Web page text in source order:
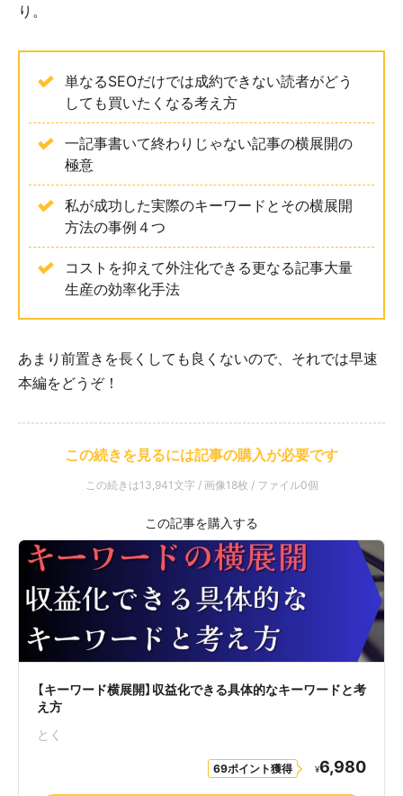
り。
単なるSEOだけでは成約できない読者がどう
しても買いたくなる考え方
一記事書いて終わりじゃない記事の横展開の
極意
私が成功した実際のキーワードとその横展開
方法の事例４つ
コストを抑えて外注化できる更なる記事大量
生産の効率化手法
あまり前置きを長くしても良くないので、それでは早速
本編をどうぞ！
この続きを見るには記事の購入が必要です
この続きは13,941文字 / 画像18枚 / ファイル0個
【キーワード横展開】収益化できる具体的なキーワードと考
え方
とく
69ポイント獲得 ¥6,980